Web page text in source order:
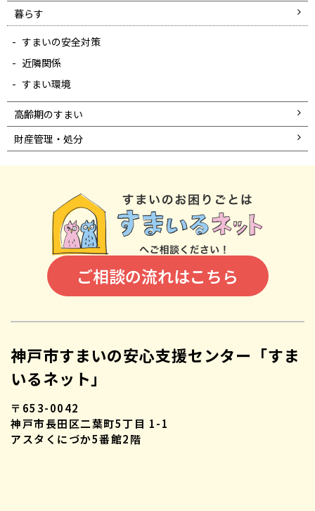
暮らす
すまいの安全対策
近隣関係
すまい環境
高齢期のすまい
財産管理・処分
ご相談の流れはこちら
神戸市すまいの安心支援センター「すま
いるネット」
〒653-0042
神戸市長田区二葉町5丁目 1-1
アスタくにづか5番館2階